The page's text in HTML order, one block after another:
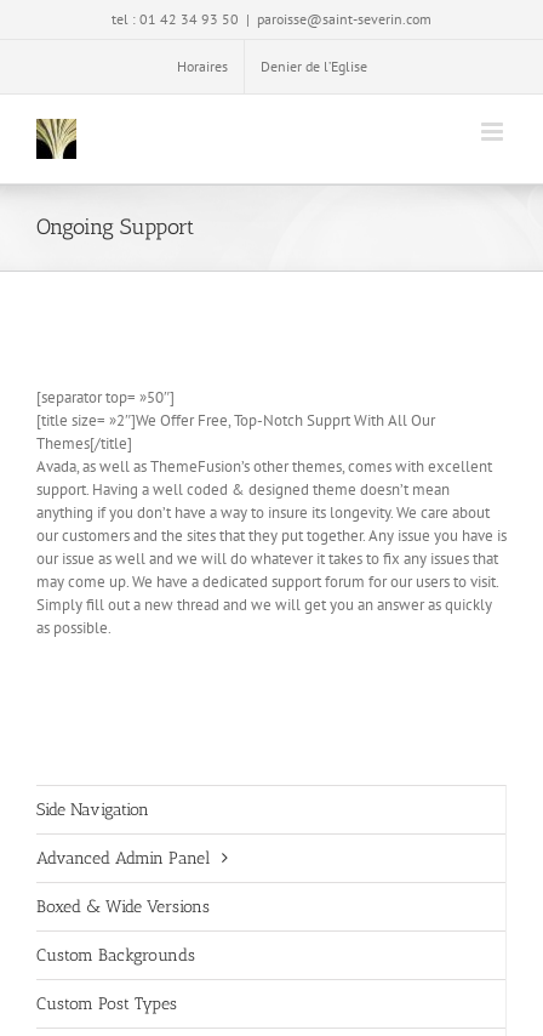
tel : 01 42 34 93 50 | paroisse@saint-severin.com
Horaires Denier de l’Eglise
Ongoing Support
[separator top= »50″]
[title size= »2″]We Offer Free, Top-Notch Supprt With All Our
Themes[/title]
Avada, as well as ThemeFusion’s other themes, comes with excellent
support. Having a well coded & designed theme doesn’t mean
anything if you don’t have a way to insure its longevity. We care about
our customers and the sites that they put together. Any issue you have is
our issue as well and we will do whatever it takes to fix any issues that
may come up. We have a dedicated support forum for our users to visit.
Simply fill out a new thread and we will get you an answer as quickly
as possible.
Side Navigation
Advanced Admin Panel
Boxed & Wide Versions
Custom Backgrounds
Custom Post Types